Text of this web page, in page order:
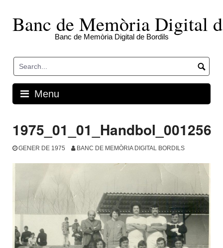
contentBanc de Memòria Digital
Banc de Memòria Digital de Bordils
Menu
1975_01_01_Handbol_001256
GENER DE 1975 BANC DE MEMÒRIA DIGITAL BORDILS